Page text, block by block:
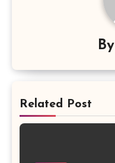
By
Related Post